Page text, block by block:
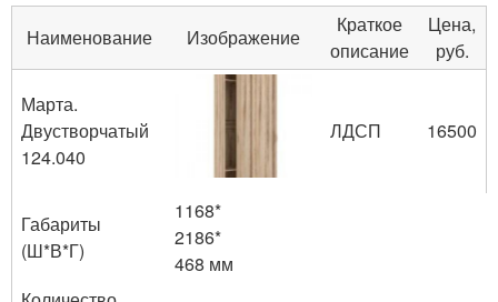
Наименование Изображение
Краткое
описание
Цена,
руб.
Марта.
Двустворчатый
124.040
ЛДСП 16500
Габариты
(Ш*В*Г)
1168*
2186*
468 мм